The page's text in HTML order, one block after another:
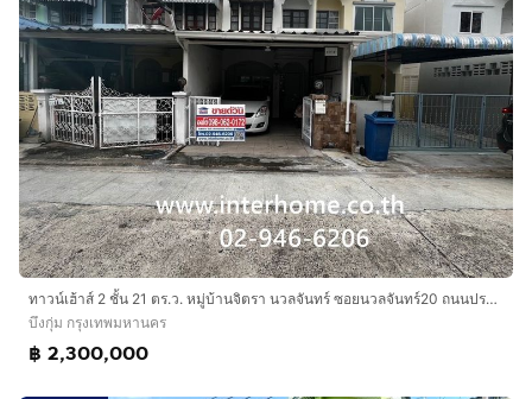
ทาวน์เฮ้าส์ 2 ชั้น 21 ตร.ว. หมู่บ้านจิตรา นวลจันทร์ ซอยนวลจันทร์20 ถนนประเสริฐมนูกิจ ถนนนวลจันทร์ เขตบางกะปิ กรุงเทพมหานคร
บึงกุ่ม กรุงเทพมหานคร
฿ 2,300,000